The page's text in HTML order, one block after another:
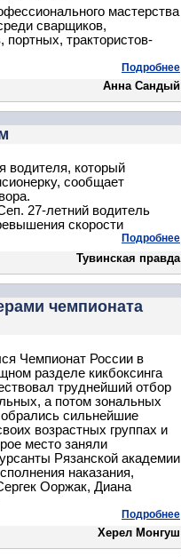
мастерства
сварщиков,
портных, трактористов-
Подробнее
Анна Сандый
водителя, который
сообщает
27-летний водитель
скорости
Подробнее
Тувинская правда
чемпионата
Чемпионат России в
разделе кикбоксинга
труднейший отбор
а потом зональных
сильнейшие
возрастных группах и
место заняли
Рязанской академии
наказания,
Ооржак, Диана
Подробнее
Херел Монгуш